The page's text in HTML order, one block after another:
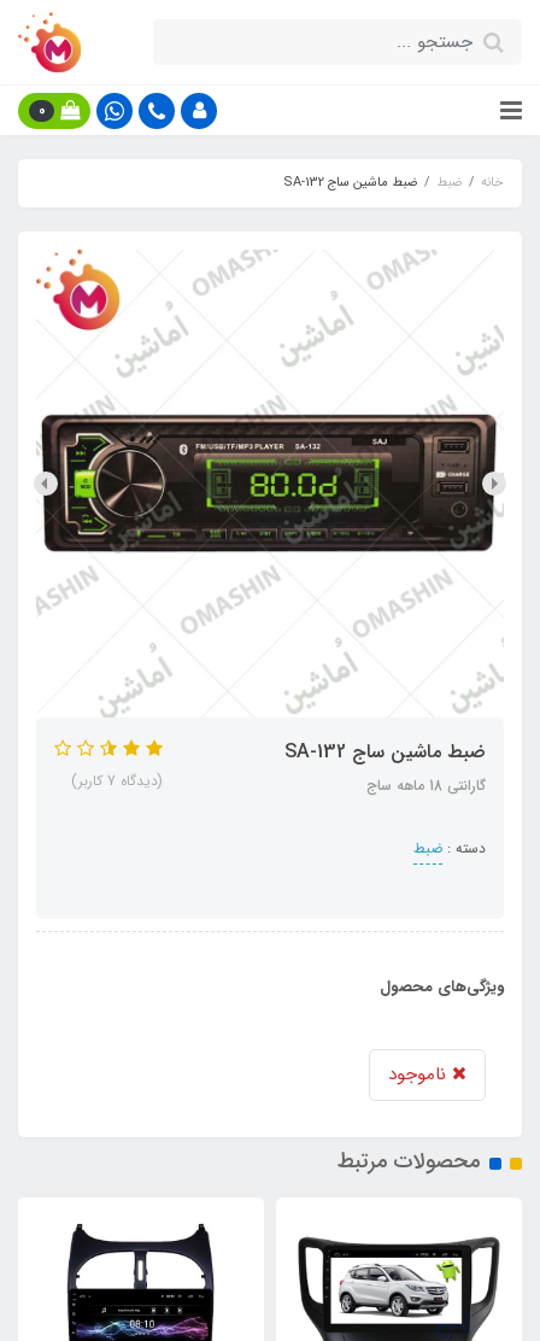
0
خانه ضبط ضبط ماشین ساج SA-132
ضبط ماشین ساج SA-132
گارانتی 18 ماهه ساج
دسته : ضبط
(دیدگاه 7 کاربر)
ویژگی‌های محصول
ناموجود
محصولات مرتبط